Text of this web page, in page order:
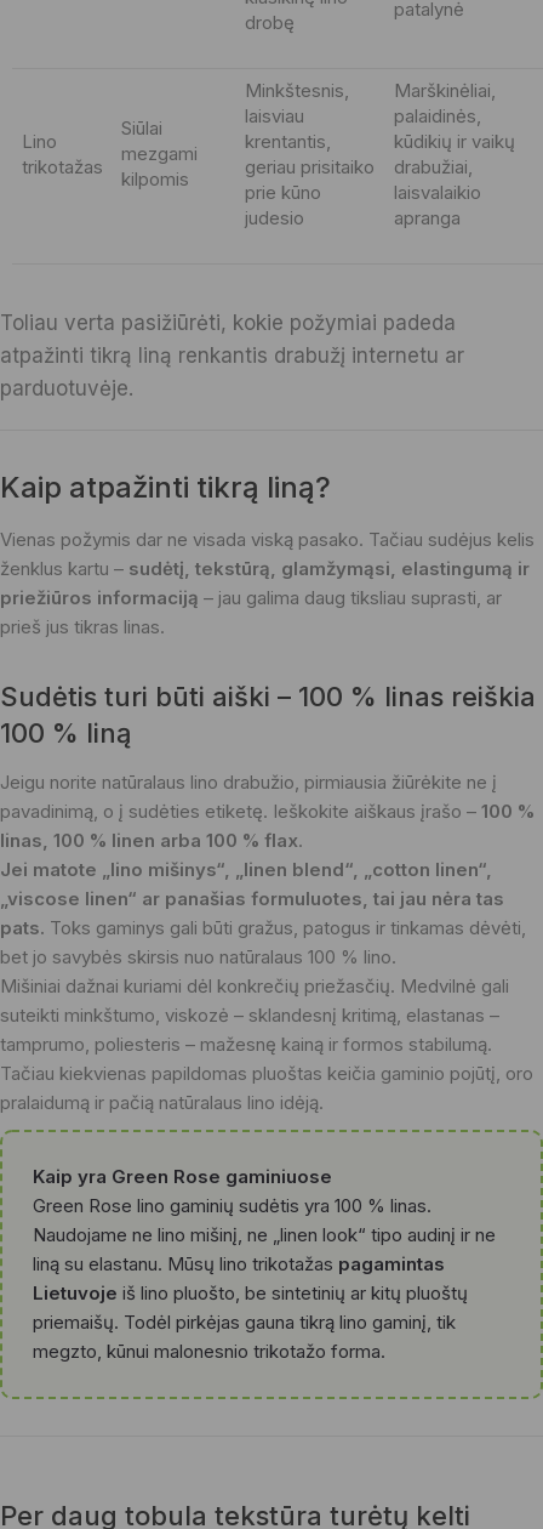
drobę
patalynė
Lino
trikotažas
Siūlai
mezgami
kilpomis
Minkštesnis,
laisviau
krentantis,
geriau prisitaiko
prie kūno
judesio
Marškinėliai,
palaidinės,
kūdikių ir vaikų
drabužiai,
laisvalaikio
apranga
Toliau verta pasižiūrėti, kokie požymiai padeda
atpažinti tikrą liną renkantis drabužį internetu ar
parduotuvėje.
Kaip atpažinti tikrą liną?
Vienas požymis dar ne visada viską pasako. Tačiau sudėjus kelis
ženklus kartu – sudėtį, tekstūrą, glamžymąsi, elastingumą ir
priežiūros informaciją – jau galima daug tiksliau suprasti, ar
prieš jus tikras linas.
Sudėtis turi būti aiški – 100 % linas reiškia
100 % liną
Jeigu norite natūralaus lino drabužio, pirmiausia žiūrėkite ne į
pavadinimą, o į sudėties etiketę. Ieškokite aiškaus įrašo – 100 %
linas, 100 % linen arba 100 % flax.
Jei matote „lino mišinys“, „linen blend“, „cotton linen“,
„viscose linen“ ar panašias formuluotes, tai jau nėra tas
pats. Toks gaminys gali būti gražus, patogus ir tinkamas dėvėti,
bet jo savybės skirsis nuo natūralaus 100 % lino.
Mišiniai dažnai kuriami dėl konkrečių priežasčių. Medvilnė gali
suteikti minkštumo, viskozė – sklandesnį kritimą, elastanas –
tamprumo, poliesteris – mažesnę kainą ir formos stabilumą.
Tačiau kiekvienas papildomas pluoštas keičia gaminio pojūtį, oro
pralaidumą ir pačią natūralaus lino idėją.
Kaip yra Green Rose gaminiuose
Green Rose lino gaminių sudėtis yra 100 % linas.
Naudojame ne lino mišinį, ne „linen look“ tipo audinį ir ne
liną su elastanu. Mūsų lino trikotažas pagamintas
Lietuvoje iš lino pluošto, be sintetinių ar kitų pluoštų
priemaišų. Todėl pirkėjas gauna tikrą lino gaminį, tik
megzto, kūnui malonesnio trikotažo forma.
Per daug tobula tekstūra turėtų kelti